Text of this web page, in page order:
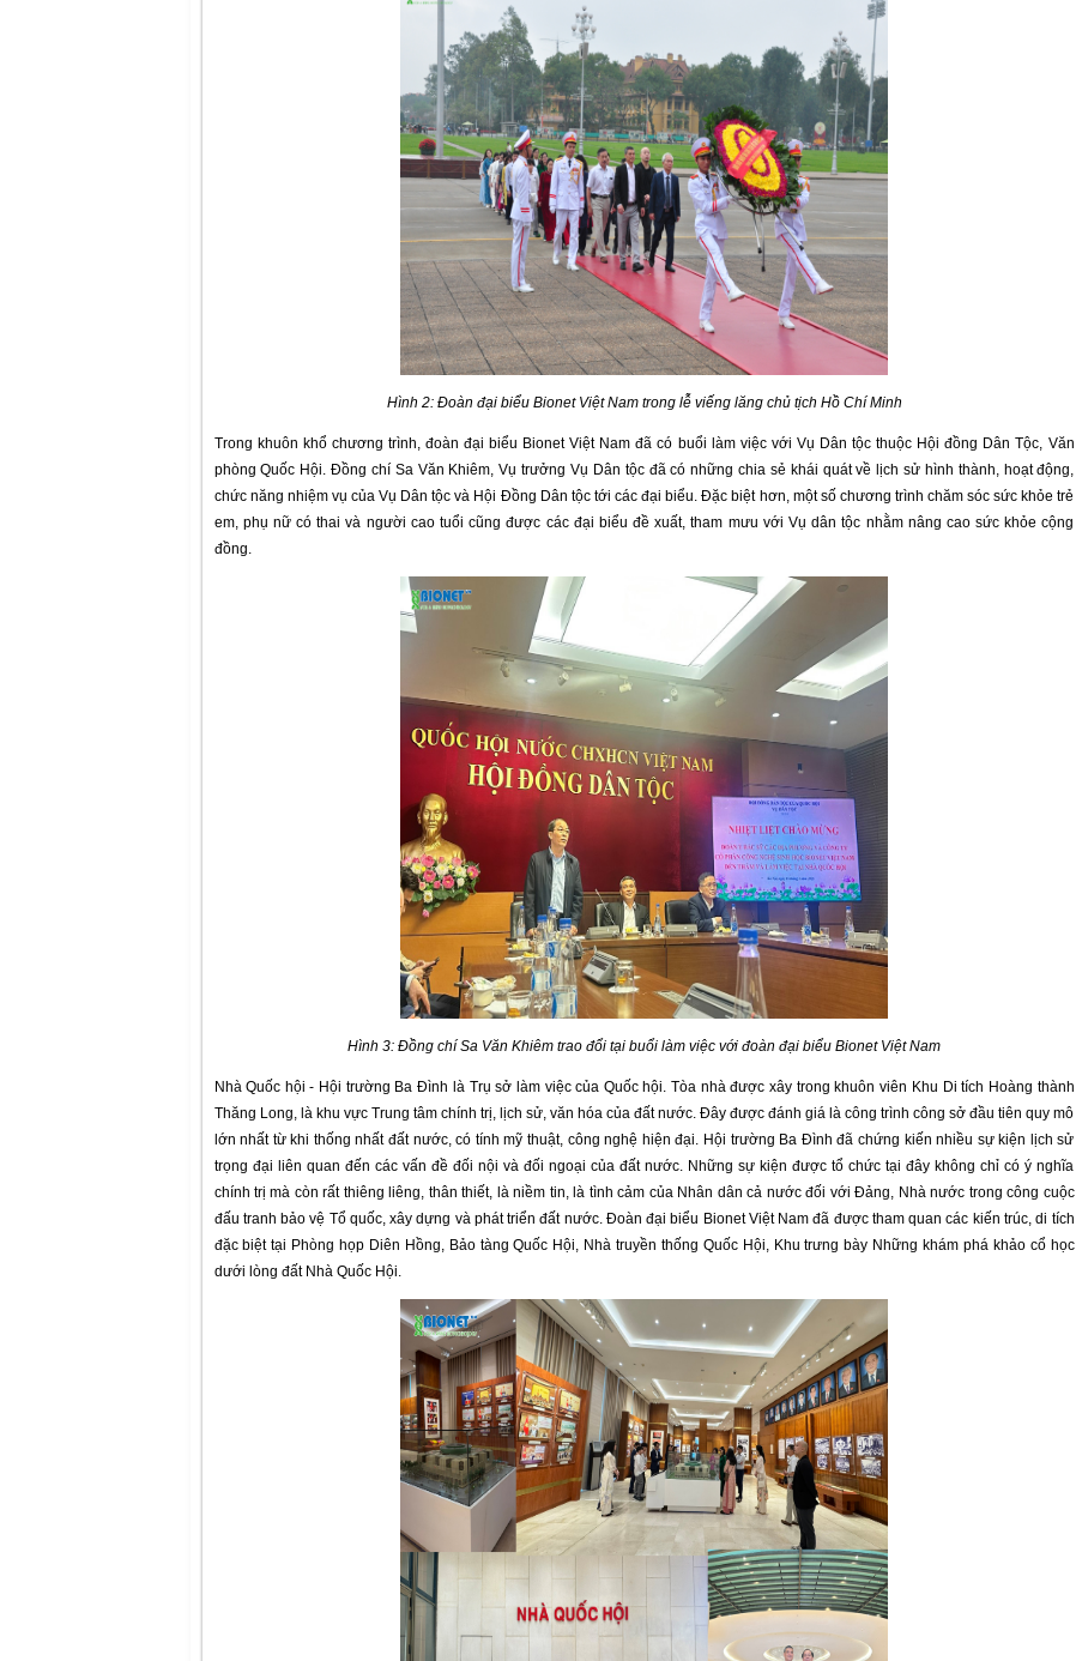
Hình 2: Đoàn đại biểu Bionet Việt Nam trong lễ viếng lăng chủ tịch Hồ Chí Minh
Trong khuôn khổ chương trình, đoàn đại biểu Bionet Việt Nam đã có buổi làm việc với Vụ Dân tộc thuộc Hội đồng Dân Tộc, Văn
phòng Quốc Hội. Đồng chí Sa Văn Khiêm, Vụ trưởng Vụ Dân tộc đã có những chia sẻ khái quát về lịch sử hình thành, hoạt động,
chức năng nhiệm vụ của Vụ Dân tộc và Hội Đồng Dân tộc tới các đại biểu. Đặc biệt hơn, một số chương trình chăm sóc sức khỏe trẻ
em, phụ nữ có thai và người cao tuổi cũng được các đại biểu đề xuất, tham mưu với Vụ dân tộc nhằm nâng cao sức khỏe cộng
đồng.
Hình 3: Đồng chí Sa Văn Khiêm trao đổi tại buổi làm việc với đoàn đại biểu Bionet Việt Nam
Nhà Quốc hội - Hội trường Ba Đình là Trụ sở làm việc của Quốc hội. Tòa nhà được xây trong khuôn viên Khu Di tích Hoàng thành
Thăng Long, là khu vực Trung tâm chính trị, lịch sử, văn hóa của đất nước. Đây được đánh giá là công trình công sở đầu tiên quy mô
lớn nhất từ khi thống nhất đất nước, có tính mỹ thuật, công nghệ hiện đại. Hội trường Ba Đình đã chứng kiến nhiều sự kiện lịch sử
trọng đại liên quan đến các vấn đề đối nội và đối ngoại của đất nước. Những sự kiện được tổ chức tại đây không chỉ có ý nghĩa
chính trị mà còn rất thiêng liêng, thân thiết, là niềm tin, là tình cảm của Nhân dân cả nước đối với Đảng, Nhà nước trong công cuộc
đấu tranh bảo vệ Tổ quốc, xây dựng và phát triển đất nước. Đoàn đại biểu Bionet Việt Nam đã được tham quan các kiến trúc, di tích
đặc biệt tại Phòng họp Diên Hồng, Bảo tàng Quốc Hội, Nhà truyền thống Quốc Hội, Khu trưng bày Những khám phá khảo cổ học
dưới lòng đất Nhà Quốc Hội.